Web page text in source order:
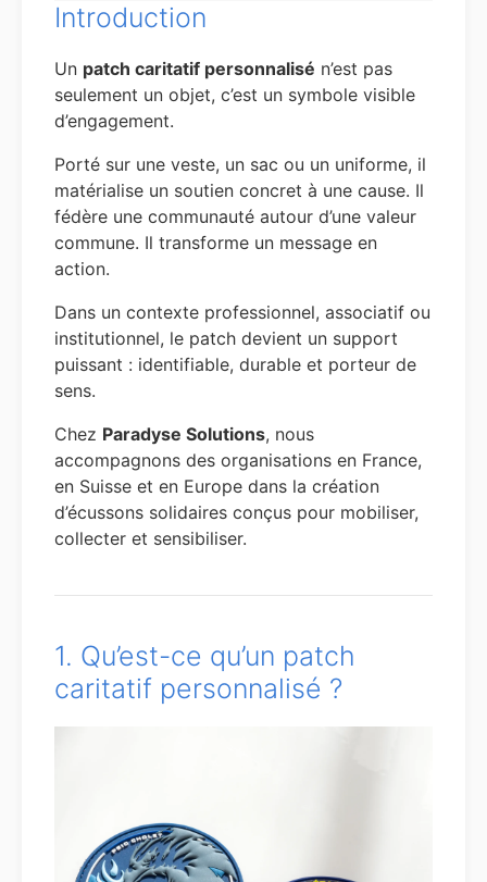
Introduction
Un patch caritatif personnalisé n’est pas
seulement un objet, c’est un symbole visible
d’engagement.
Porté sur une veste, un sac ou un uniforme, il
matérialise un soutien concret à une cause. Il
fédère une communauté autour d’une valeur
commune. Il transforme un message en
action.
Dans un contexte professionnel, associatif ou
institutionnel, le patch devient un support
puissant : identifiable, durable et porteur de
sens.
Chez Paradyse Solutions, nous
accompagnons des organisations en France,
en Suisse et en Europe dans la création
d’écussons solidaires conçus pour mobiliser,
collecter et sensibiliser.
1. Qu’est-ce qu’un patch
caritatif personnalisé ?